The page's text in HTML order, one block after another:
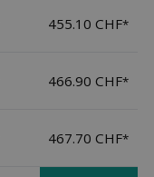
455.10 CHF*
466.90 CHF*
467.70 CHF*